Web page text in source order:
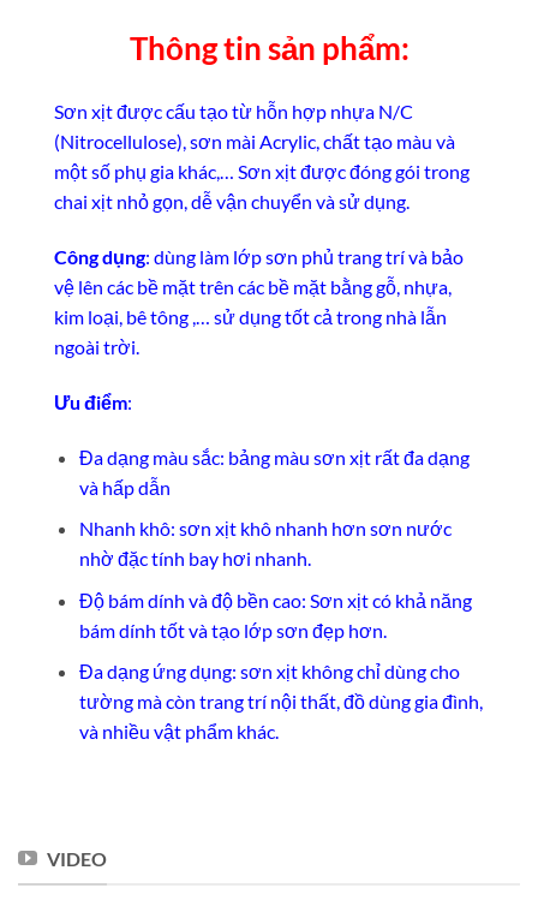
Thông tin sản phẩm:
Sơn xịt được cấu tạo từ hỗn hợp nhựa N/C
(Nitrocellulose), sơn mài Acrylic, chất tạo màu và
một số phụ gia khác,… Sơn xịt được đóng gói trong
chai xịt nhỏ gọn, dễ vận chuyển và sử dụng.
Công dụng: dùng làm lớp sơn phủ trang trí và bảo
vệ lên các bề mặt trên các bề mặt bằng gỗ, nhựa,
kim loại, bê tông ,… sử dụng tốt cả trong nhà lẫn
ngoài trời.
Ưu điểm:
Đa dạng màu sắc: bảng màu sơn xịt rất đa dạng
và hấp dẫn
Nhanh khô: sơn xịt khô nhanh hơn sơn nước
nhờ đặc tính bay hơi nhanh.
Độ bám dính và độ bền cao: Sơn xịt có khả năng
bám dính tốt và tạo lớp sơn đẹp hơn.
Đa dạng ứng dụng: sơn xịt không chỉ dùng cho
tường mà còn trang trí nội thất, đồ dùng gia đình,
và nhiều vật phẩm khác.
VIDEO